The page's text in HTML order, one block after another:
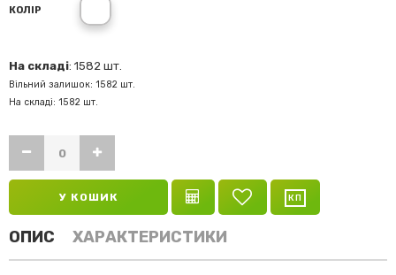
КОЛІР
На складі: 1582 шт.
Вільний залишок: 1582 шт.
На складі: 1582 шт.
У КОШИК
ОПИС ХАРАКТЕРИСТИКИ